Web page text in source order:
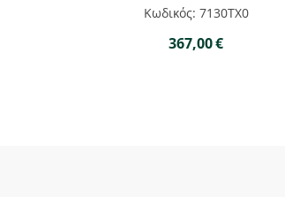
Κωδικός: 7130ΤΧ0
367,00€